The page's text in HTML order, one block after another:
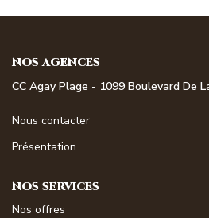
Millésimme
Millésimme
NOS AGENCES
CC Agay Plage - 1099 Boulevard De
Nous contacter
Présentation
NOS SERVICES
Nos offres